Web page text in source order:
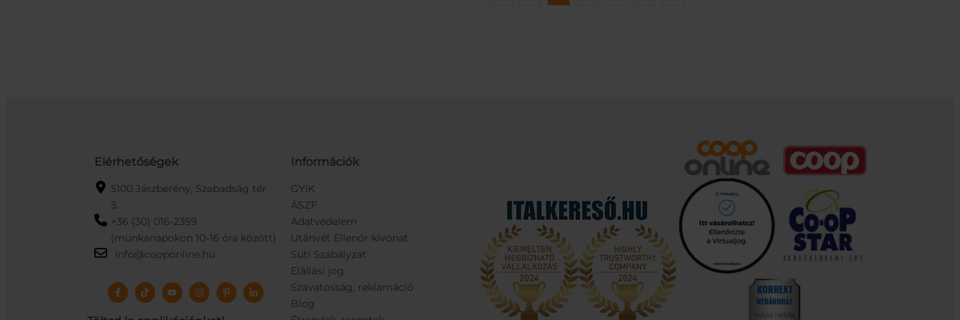
Elérhetőségek
5100 Jászberény, Szabadság tér
3.
+36 (30) 016-2359
(munkanapokon 10-16 óra között)
info@cooponline.hu
Információk
GYIK
ÁSZF
Adatvédelem
Utánvét Ellenőr kivonat
Süti Szabályzat
Elállási jog
Szavatosság, reklamáció
Blog